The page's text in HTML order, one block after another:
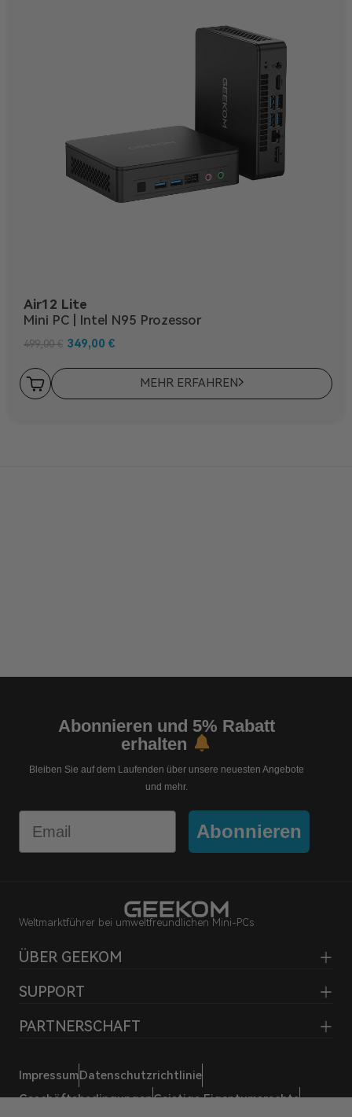
Air12 Lite
Mini PC | Intel N95 Prozessor
499,00€ 349,00 €
MEHR ERFAHREN
Abonnieren und 5% Rabatt
erhalten
Bleiben Sie auf dem Laufenden über unsere neuesten Angebote
und mehr.
Abonnieren
Weltmarktführer bei umweltfreundlichen Mini-PCs
ÜBER GEEKOM
SUPPORT
PARTNERSCHAFT
ImpressumDatenschutzrichtlinie
GeschäftsbedingungenGeistige Eigentumsrechte